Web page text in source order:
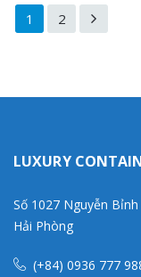
1 2
LUXURY
Số 1027 Nguyễn
Hải Phòng
(+84) 0936 777